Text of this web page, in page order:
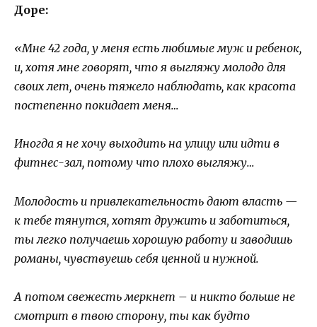
Доре:
«Мне 42 года, у меня есть любимые муж и ребенок,
и, хотя мне говорят, что я выгляжу молодо для
своих лет, очень тяжело наблюдать, как красота
постепенно покидает меня…
Иногда я не хочу выходить на улицу или идти в
фитнес-зал, потому что плохо выгляжу…
Молодость и привлекательность дают власть —
к тебе тянутся, хотят дружить и заботиться,
ты легко получаешь хорошую работу и заводишь
романы, чувствуешь себя ценной и нужной.
А потом свежесть меркнет – и никто больше не
смотрит в твою сторону, ты как будто